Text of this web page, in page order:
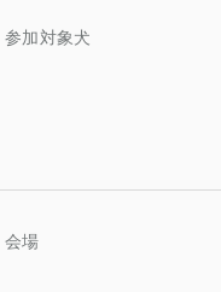
参加対象犬
会場